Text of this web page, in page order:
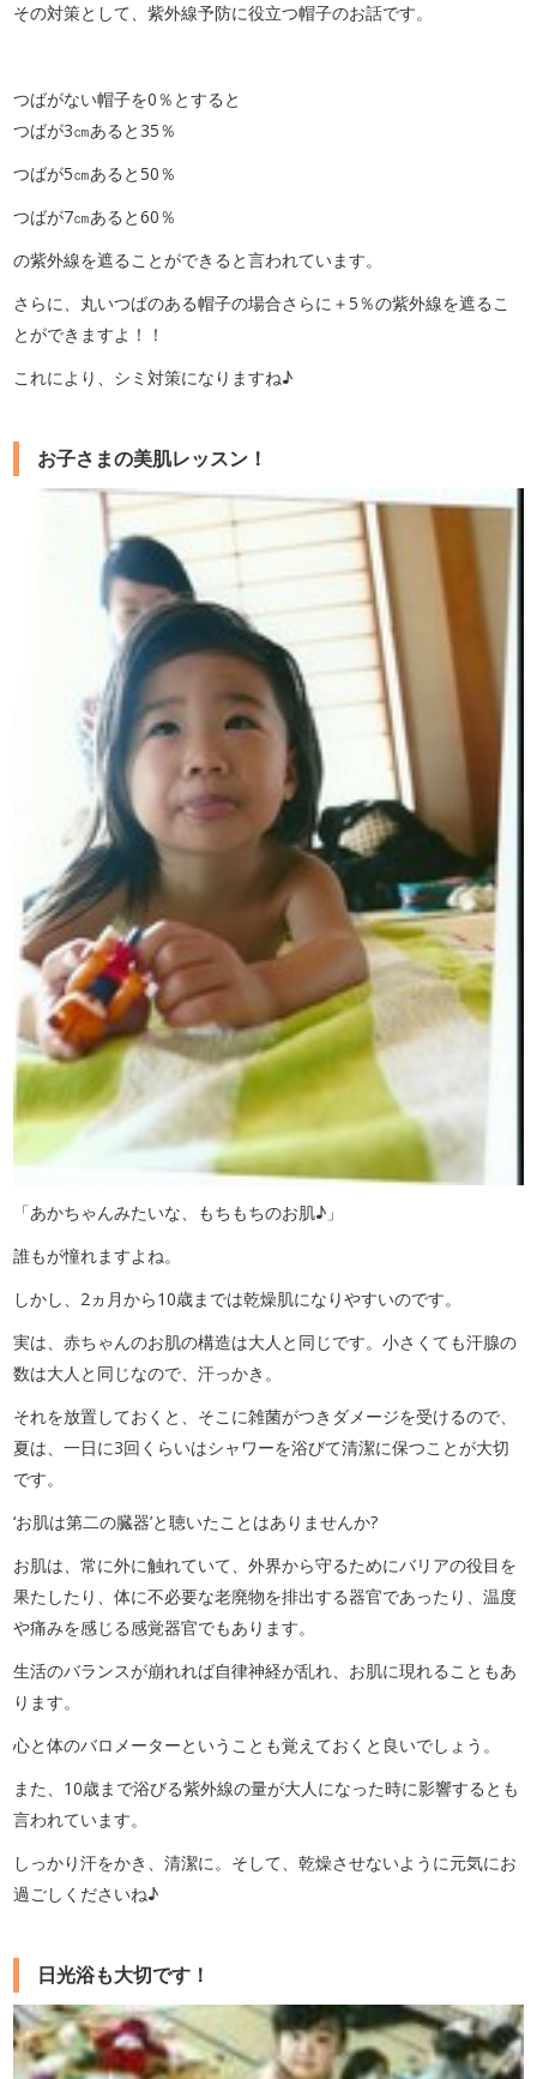
その対策として、紫外線予防に役立つ帽子のお話です。
つばがない帽子を0％とすると
つばが3㎝あると35％
つばが5㎝あると50％
つばが7㎝あると60％
の紫外線を遮ることができると言われています。
さらに、丸いつばのある帽子の場合さらに＋5％の紫外線を遮るこ
とができますよ！！
これにより、シミ対策になりますね♪
お子さまの美肌レッスン！
「あかちゃんみたいな、もちもちのお肌♪」
誰もが憧れますよね。
しかし、2ヵ月から10歳までは乾燥肌になりやすいのです。
実は、赤ちゃんのお肌の構造は大人と同じです。小さくても汗腺の
数は大人と同じなので、汗っかき。
それを放置しておくと、そこに雑菌がつきダメージを受けるので、
夏は、一日に3回くらいはシャワーを浴びて清潔に保つことが大切
です。
‘お肌は第二の臓器’と聴いたことはありませんか?
お肌は、常に外に触れていて、外界から守るためにバリアの役目を
果たしたり、体に不必要な老廃物を排出する器官であったり、温度
や痛みを感じる感覚器官でもあります。
生活のバランスが崩れれば自律神経が乱れ、お肌に現れることもあ
ります。
心と体のバロメーターということも覚えておくと良いでしょう。
また、10歳まで浴びる紫外線の量が大人になった時に影響するとも
言われています。
しっかり汗をかき、清潔に。そして、乾燥させないように元気にお
過ごしくださいね♪
日光浴も大切です！